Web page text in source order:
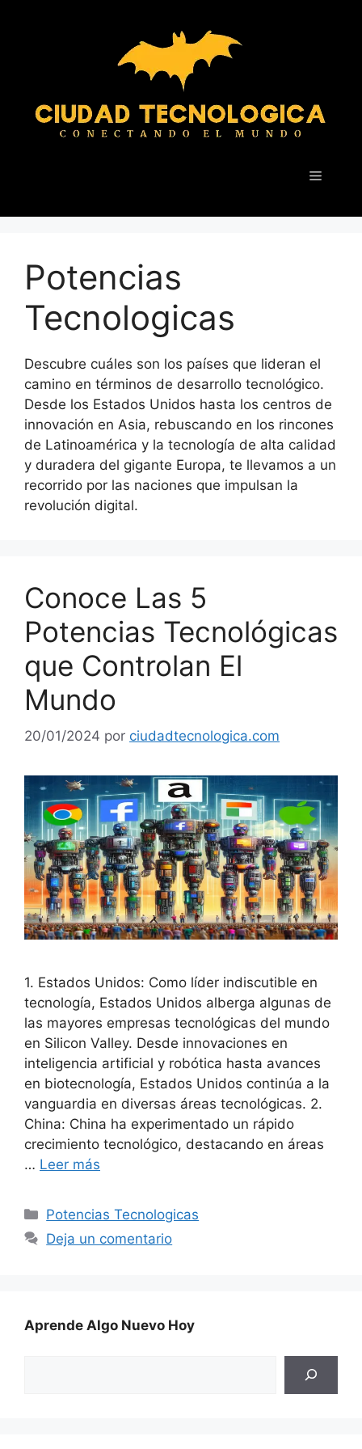
Menú
Potencias
Tecnologicas
Descubre cuáles son los países que lideran el
camino en términos de desarrollo tecnológico.
Desde los Estados Unidos hasta los centros de
innovación en Asia, rebuscando en los rincones
de Latinoamérica y la tecnología de alta calidad
y duradera del gigante Europa, te llevamos a un
recorrido por las naciones que impulsan la
revolución digital.
Conoce Las 5
Potencias Tecnológicas
que Controlan El
Mundo
20/01/2024 por ciudadtecnologica.com
1. Estados Unidos: Como líder indiscutible en
tecnología, Estados Unidos alberga algunas de
las mayores empresas tecnológicas del mundo
en Silicon Valley. Desde innovaciones en
inteligencia artificial y robótica hasta avances
en biotecnología, Estados Unidos continúa a la
vanguardia en diversas áreas tecnológicas. 2.
China: China ha experimentado un rápido
crecimiento tecnológico, destacando en áreas
… Leer más
Categorías
Potencias Tecnologicas
Deja un comentario
Aprende Algo Nuevo Hoy